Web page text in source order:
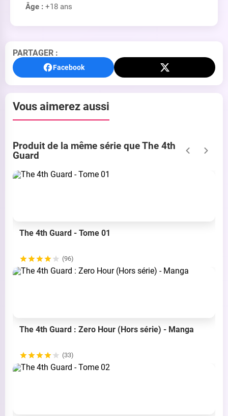
Âge : +18 ans
PARTAGER :
Facebook
Vous aimerez aussi
Produit de la même série que The 4th
Guard
The 4th Guard - Tome 01
(96)
The 4th Guard : Zero Hour (Hors série) - Manga
(33)